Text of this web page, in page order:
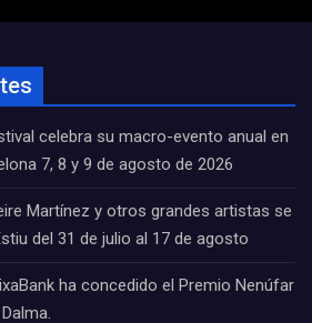
celebra su macro-evento anual en
7, 8 y 9 de agosto de 2026
Martínez y otros grandes artistas se
del 31 de julio al 17 de agosto
ha concedido el Premio Nenúfar